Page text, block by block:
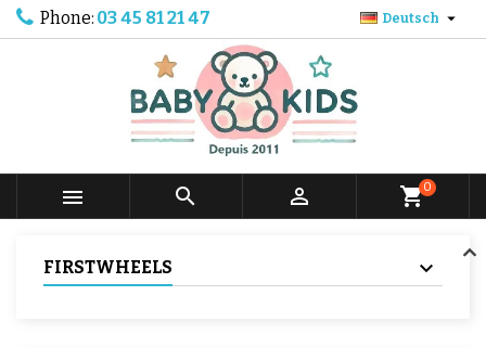
Phone: 03 45 81 21 47 Deutsch 
   shopping_cart0
FIRSTWHEELS